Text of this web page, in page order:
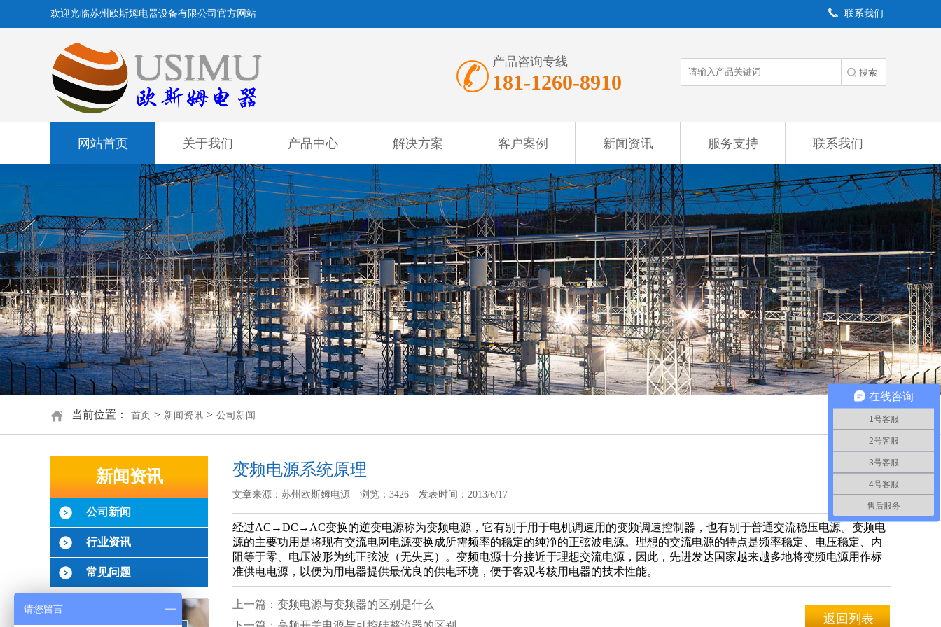
欢迎光临苏州欧斯姆电器设备有限公司官方网站 联系我们
产品咨询专线
181-1260-8910
网站首页 关于我们 产品中心 解决方案 客户案例 新闻资讯 服务支持 联系我们
当前位置： 首页 > 新闻资讯 > 公司新闻
新闻资讯
公司新闻
行业资讯
常见问题
变频电源系统原理
文章来源：苏州欧斯姆电源 浏览：3426 发表时间：2013/6/17
经过AC→DC→AC变换的逆变电源称为变频电源，它有别于用于电机调速用的变频调速控制器，也有别于普通交流稳压电源。变频电
源的主要功用是将现有交流电网电源变换成所需频率的稳定的纯净的正弦波电源。理想的交流电源的特点是频率稳定、电压稳定、内
阻等于零、电压波形为纯正弦波（无失真）。变频电源十分接近于理想交流电源，因此，先进发达国家越来越多地将变频电源用作标
准供电电源，以便为用电器提供最优良的供电环境，便于客观考核用电器的技术性能。
上一篇：变频电源与变频器的区别是什么
返回列表
在线咨询
1号客服
2号客服
3号客服
4号客服
售后服务
请您留言